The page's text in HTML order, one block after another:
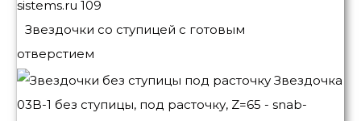
Звездочки со ступицей с готовым
отверстием